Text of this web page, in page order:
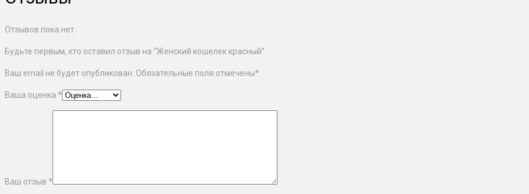
Отзывов пока нет.
Будьте первым, кто оставил отзыв на “Женский кошелек красный”
Ваш email не будет опубликован. Обязательные поля отмечены*
Ваша оценка *
Ваш отзыв *